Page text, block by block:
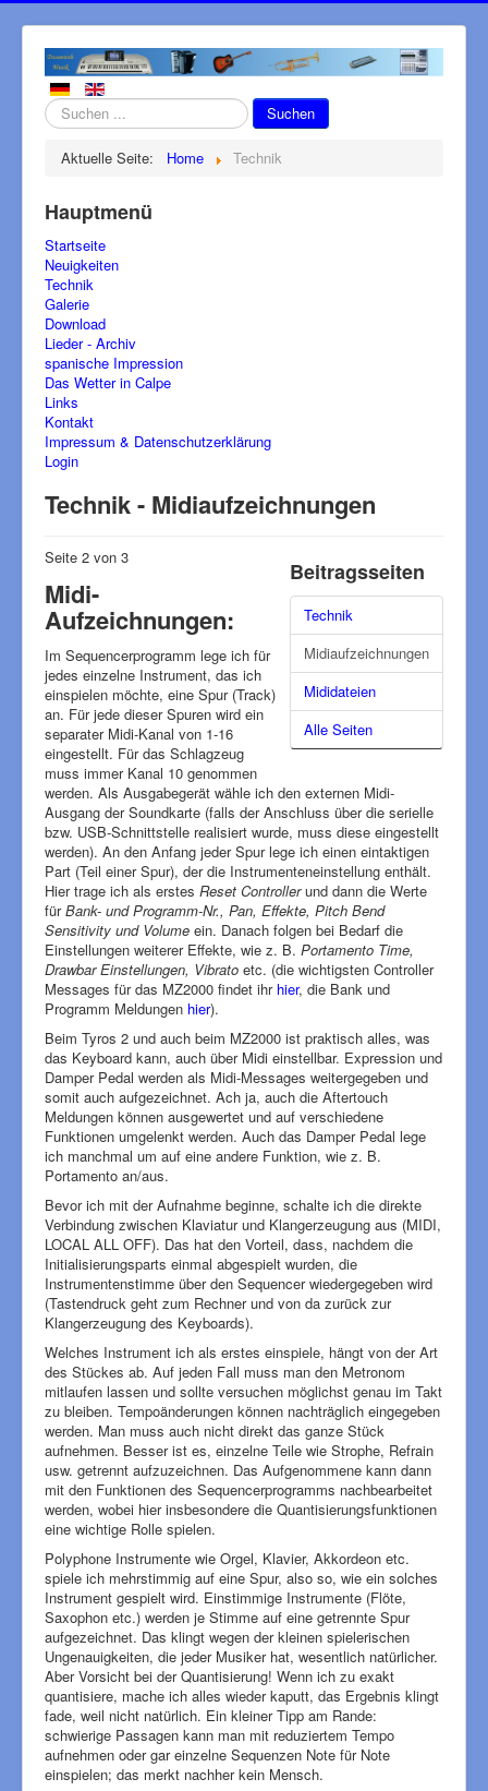
Suchen
...
Suchen
Aktuelle Seite: Home Technik
Hauptmenü
Startseite
Neuigkeiten
Technik
Galerie
Download
Lieder - Archiv
spanische Impression
Das Wetter in Calpe
Links
Kontakt
Impressum & Datenschutzerklärung
Login
Technik - Midiaufzeichnungen
Beitragsseiten
Technik
Midiaufzeichnungen
Mididateien
Alle Seiten
Seite 2 von 3
Midi-
Aufzeichnungen:
Im Sequencerprogramm lege ich für
jedes einzelne Instrument, das ich
einspielen möchte, eine Spur (Track)
an. Für jede dieser Spuren wird ein
separater Midi-Kanal von 1-16
eingestellt. Für das Schlagzeug
muss immer Kanal 10 genommen
werden. Als Ausgabegerät wähle ich den externen Midi-
Ausgang der Soundkarte (falls der Anschluss über die serielle
bzw. USB-Schnittstelle realisiert wurde, muss diese eingestellt
werden). An den Anfang jeder Spur lege ich einen eintaktigen
Part (Teil einer Spur), der die Instrumenteneinstellung enthält.
Hier trage ich als erstes Reset Controllerund dann die Werte
fürBank- und Programm-Nr., Pan, Effekte, Pitch Bend
Sensitivity und Volume ein. Danach folgen bei Bedarf die
Einstellungen weiterer Effekte, wie z. B. Portamento Time,
Drawbar Einstellungen, Vibrato etc. (die wichtigsten Controller
Messages für das MZ2000 findet ihr hier, die Bank und
Programm Meldungen hier).
Beim Tyros 2 und auch beim MZ2000 ist praktisch alles, was
das Keyboard kann, auch über Midi einstellbar. Expression und
Damper Pedal werden als Midi-Messages weitergegeben und
somit auch aufgezeichnet. Ach ja, auch die Aftertouch
Meldungen können ausgewertet und auf verschiedene
Funktionen umgelenkt werden. Auch das Damper Pedal lege
ich manchmal um auf eine andere Funktion, wie z. B.
Portamento an/aus.
Bevor ich mit der Aufnahme beginne, schalte ich die direkte
Verbindung zwischen Klaviatur und Klangerzeugung aus (MIDI,
LOCAL ALL OFF). Das hat den Vorteil, dass, nachdem die
Initialisierungsparts einmal abgespielt wurden, die
Instrumentenstimme über den Sequencer wiedergegeben wird
(Tastendruck geht zum Rechner und von da zurück zur
Klangerzeugung des Keyboards).
Welches Instrument ich als erstes einspiele, hängt von der Art
des Stückes ab. Auf jeden Fall muss man den Metronom
mitlaufen lassen und sollte versuchen möglichst genau im Takt
zu bleiben. Tempoänderungen können nachträglich eingegeben
werden. Man muss auch nicht direkt das ganze Stück
aufnehmen. Besser ist es, einzelne Teile wie Strophe, Refrain
usw. getrennt aufzuzeichnen. Das Aufgenommene kann dann
mit den Funktionen des Sequencerprogramms nachbearbeitet
werden, wobei hier insbesondere die Quantisierungsfunktionen
eine wichtige Rolle spielen.
Polyphone Instrumente wie Orgel, Klavier, Akkordeon etc.
spiele ich mehrstimmig auf eine Spur, also so, wie ein solches
Instrument gespielt wird. Einstimmige Instrumente (Flöte,
Saxophon etc.) werden je Stimme auf eine getrennte Spur
aufgezeichnet. Das klingt wegen der kleinen spielerischen
Ungenauigkeiten, die jeder Musiker hat, wesentlich natürlicher.
Aber Vorsicht bei der Quantisierung! Wenn ich zu exakt
quantisiere, mache ich alles wieder kaputt, das Ergebnis klingt
fade, weil nicht natürlich. Ein kleiner Tipp am Rande:
schwierige Passagen kann man mit reduziertem Tempo
aufnehmen oder gar einzelne Sequenzen Note für Note
einspielen; das merkt nachher kein Mensch.